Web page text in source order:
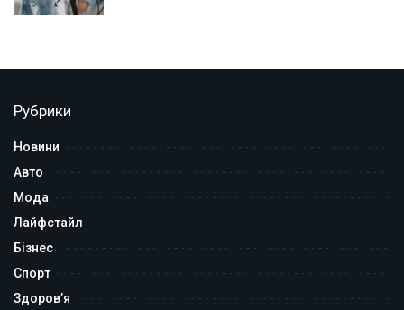
Рубрики
Новини
Авто
Мода
Лайфстайл
Бізнес
Спорт
Здоров’я